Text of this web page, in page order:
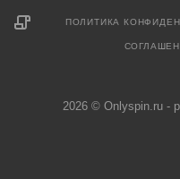
ПОЛИТИКА
2026 © Onlyspin.ru -